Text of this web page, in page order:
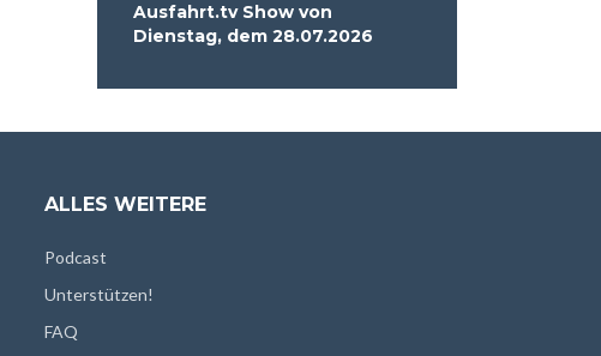
Ausfahrt.tv Show von
Dienstag, dem 28.07.2026
ALLES WEITERE
Podcast
Unterstützen!
FAQ